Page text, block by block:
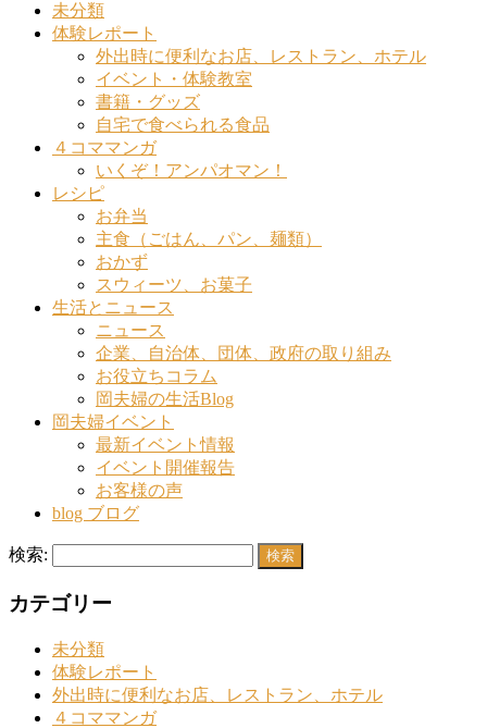
未分類
体験レポート
外出時に便利なお店、レストラン、ホテル
イベント・体験教室
書籍・グッズ
自宅で食べられる食品
４コママンガ
いくぞ！アンパオマン！
レシピ
お弁当
主食（ごはん、パン、麺類）
おかず
スウィーツ、お菓子
生活とニュース
ニュース
企業、自治体、団体、政府の取り組み
お役立ちコラム
岡夫婦の生活Blog
岡夫婦イベント
最新イベント情報
イベント開催報告
お客様の声
blog ブログ
検索:
カテゴリー
未分類
体験レポート
外出時に便利なお店、レストラン、ホテル
４コママンガ